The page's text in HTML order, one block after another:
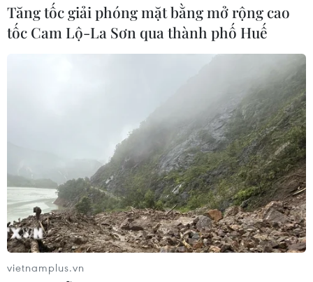
TIN CÙNG CHUYÊN MỤC
Tăng tốc giải phóng mặt bằng mở
rộng cao tốc Cam Lộ-La Sơn qua
thành phố Huế
06/08/2026 03:01
Dự án cao tốc Châu Đốc-Cần Thơ-
Tăng tốc giải phóng mặt bằng mở rộng cao
tốc Cam Lộ-La Sơn qua thành phố Huế
vietnamplus.vn